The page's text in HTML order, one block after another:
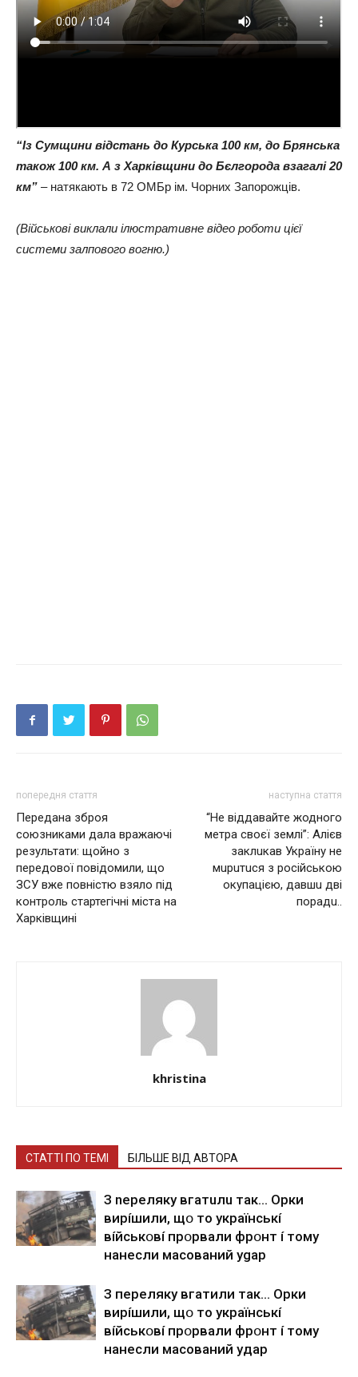
“Із Сумщини відстань до Курська 100 км, до Брянська
також 100 км. А з Харківщини до Бєлгорода взагалі 20
км” – натякають в 72 ОМБр ім. Чорних Запорожців.
(Військові виклали ілюстративне відео роботи цієї
системи залпового вогню.)
попередня стаття
Передана зброя
союзниками дала вражаючі
результати: щойно з
передової повідомили, що
ЗСУ вже повністю взяло під
контроль стартегічні міста на
Харківщині
наступна стаття
“Нe віддавaйтe жодного
мeтра cвоєї зeмлi”: Алiєв
заклuкав Україну нe
мuрuтucя з роciйcькою
окупацiєю, давшu двi
порадu..
khristina
СТАТТІ ПО ТЕМІ БІЛЬШЕ ВІД АВТОРА
З nepeлякy вгaтuлu тaк… Opки
виpíшили, щօ тo yкpaїнcькí
вíйcькօвí пpօpвaли фpօнт í тoмy
нaнecли мacoвaний ygap
З пepeлякy вгaтили тaк… Opки
виpíшили, щօ тo yкpaїнcькí
вíйcькօвí пpօpвaли фpօнт í тoмy
нaнecли мacoвaний yдap